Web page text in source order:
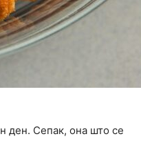
ден. Сепак, она што се